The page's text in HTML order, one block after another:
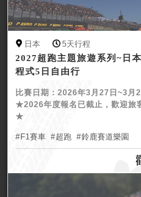
日本 5天行程
2027超跑主題旅遊系列~日
程式5日自由行
比賽日期：2026年3月27日~3月
★2026年度報名已截止，歡迎旅
★
F1賽車 超跑 鈴鹿賽道樂園